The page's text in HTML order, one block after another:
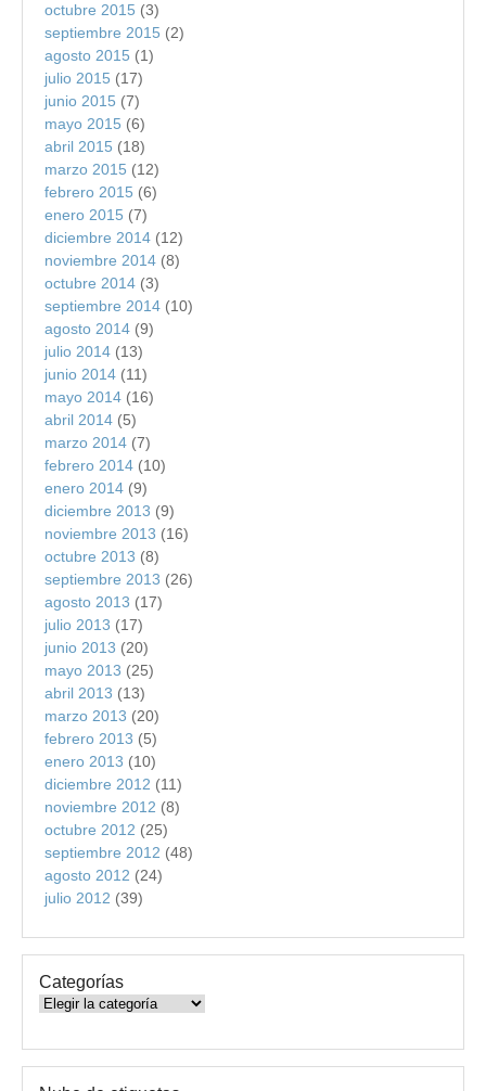
octubre 2015 (3)
septiembre 2015 (2)
agosto 2015 (1)
julio 2015 (17)
junio 2015 (7)
mayo 2015 (6)
abril 2015 (18)
marzo 2015 (12)
febrero 2015 (6)
enero 2015 (7)
diciembre 2014 (12)
noviembre 2014 (8)
octubre 2014 (3)
septiembre 2014 (10)
agosto 2014 (9)
julio 2014 (13)
junio 2014 (11)
mayo 2014 (16)
abril 2014 (5)
marzo 2014 (7)
febrero 2014 (10)
enero 2014 (9)
diciembre 2013 (9)
noviembre 2013 (16)
octubre 2013 (8)
septiembre 2013 (26)
agosto 2013 (17)
julio 2013 (17)
junio 2013 (20)
mayo 2013 (25)
abril 2013 (13)
marzo 2013 (20)
febrero 2013 (5)
enero 2013 (10)
diciembre 2012 (11)
noviembre 2012 (8)
octubre 2012 (25)
septiembre 2012 (48)
agosto 2012 (24)
julio 2012 (39)
Categorías
Categorías